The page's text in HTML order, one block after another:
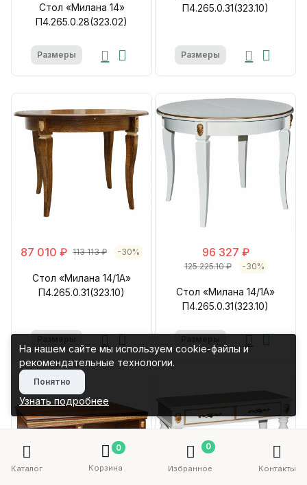
Стол «Милана 14»
П4.265.0.28(323.02)
Размеры
П4.265.0.31(323.10)
Размеры
87 010 ₽ 113 113 ₽ -30%
Стол «Милана 14/1А»
П4.265.0.31(323.10)
96 327 ₽
125 225.10 ₽ -30%
Стол «Милана 14/1А»
П4.265.0.31(323.10)
Каталог
0
Корзина
0
Избранное Контакты
На нашем сайте мы используем cookie-файлы и
рекомендательные технологии.
Понятно
Узнать подробнее